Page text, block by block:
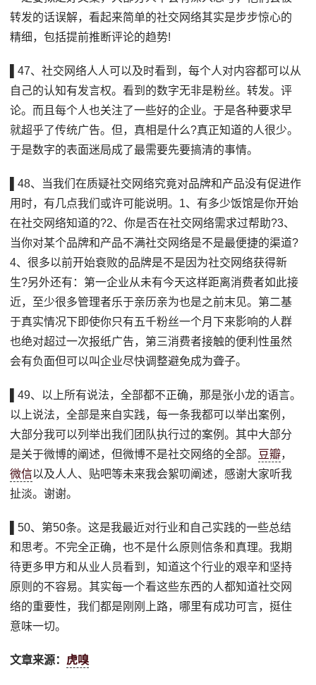
转发的话误解，看起来简单的社交网络其实是步步惊心的
精细，包括提前推断评论的趋势!
▌47、社交网络人人可以及时看到，每个人对内容都可以从
自己的认知有发言权。看到的数字无非是粉丝。转发。评
论。而且每个人也关注了一些好的企业。于是各种要求早
就超乎了传统广告。但，真相是什么?真正知道的人很少。
于是数字的表面迷局成了最需要先要搞清的事情。
▌48、当我们在质疑社交网络究竟对品牌和产品没有促进作
用时，有几点我们或许可能说明。1、有多少饭馆是你开始
在社交网络知道的?2、你是否在社交网络需求过帮助?3、
当你对某个品牌和产品不满社交网络是不是最便捷的渠道?
4、很多以前开始衰败的品牌是不是因为社交网络获得新
生?另外还有：第一企业从未有今天这样距离消费者如此接
近，至少很多管理者乐于亲历亲为也是之前末见。第二基
于真实情况下即使你只有五千粉丝一个月下来影响的人群
也绝对超过一次报纸广告，第三消费者接触的便利性虽然
会有负面但可以叫企业尽快调整避免成为聋子。
▌49、以上所有说法，全部都不正确，那是张小龙的语言。
以上说法，全部是来自实践，每一条我都可以举出案例，
大部分我可以列举出我们团队执行过的案例。其中大部分
是关于微博的阐述，但微博不是社交网络的全部。 豆瓣，
微信以及人人、贴吧等未来我会絮叨阐述，感谢大家听我
扯淡。谢谢。
▌50、第50条。这是我最近对行业和自己实践的一些总结
和思考。不完全正确，也不是什么原则信条和真理。我期
待更多甲方和从业人员看到，知道这个行业的艰辛和坚持
原则的不容易。其实每一个看这些东西的人都知道社交网
络的重要性，我们都是刚刚上路，哪里有成功可言，挺住
意味一切。
文章来源： 虎嗅